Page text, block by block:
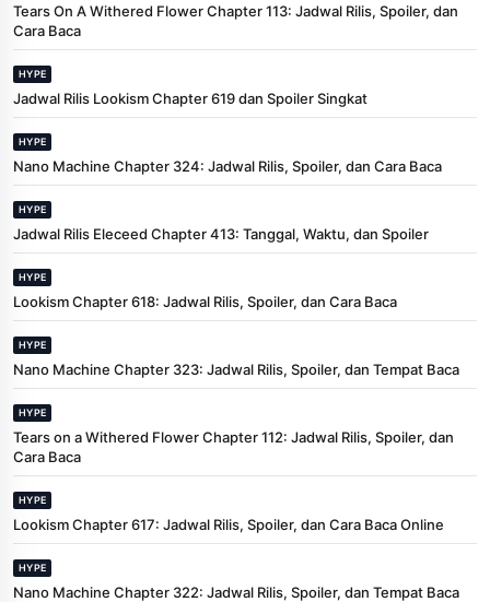
Tears On A Withered Flower Chapter 113: Jadwal Rilis, Spoiler, dan
Cara Baca
HYPE
Jadwal Rilis Lookism Chapter 619 dan Spoiler Singkat
HYPE
Nano Machine Chapter 324: Jadwal Rilis, Spoiler, dan Cara Baca
HYPE
Jadwal Rilis Eleceed Chapter 413: Tanggal, Waktu, dan Spoiler
HYPE
Lookism Chapter 618: Jadwal Rilis, Spoiler, dan Cara Baca
HYPE
Nano Machine Chapter 323: Jadwal Rilis, Spoiler, dan Tempat Baca
HYPE
Tears on a Withered Flower Chapter 112: Jadwal Rilis, Spoiler, dan
Cara Baca
HYPE
Lookism Chapter 617: Jadwal Rilis, Spoiler, dan Cara Baca Online
HYPE
Nano Machine Chapter 322: Jadwal Rilis, Spoiler, dan Tempat Baca